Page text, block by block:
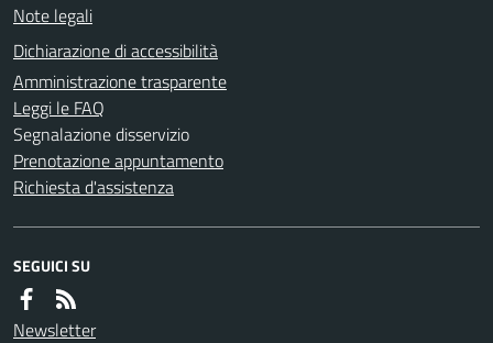
Note legali
Dichiarazione di accessibilità
Amministrazione trasparente
Leggi le FAQ
Segnalazione disservizio
Prenotazione appuntamento
Richiesta d'assistenza
SEGUICI SU
Newsletter